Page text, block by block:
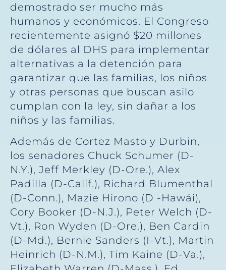
demostrado ser mucho más
humanos y económicos. El Congreso
recientemente asignó $20 millones
de dólares al DHS para implementar
alternativas a la detención para
garantizar que las familias, los niños
y otras personas que buscan asilo
cumplan con la ley, sin dañar a los
niños y las familias.
Además de Cortez Masto y Durbin,
los senadores Chuck Schumer (D-
N.Y.), Jeff Merkley (D-Ore.), Alex
Padilla (D-Calif.), Richard Blumenthal
(D-Conn.), Mazie Hirono (D -Hawái),
Cory Booker (D-N.J.), Peter Welch (D-
Vt.), Ron Wyden (D-Ore.), Ben Cardin
(D-Md.), Bernie Sanders (I-Vt.), Martin
Heinrich (D-N.M.), Tim Kaine (D-Va.),